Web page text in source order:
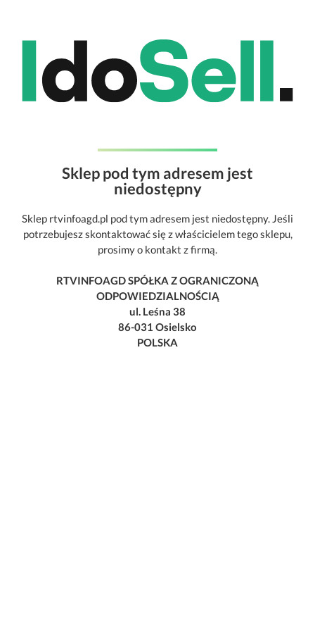
Sklep pod tym adresem jest
niedostępny
Sklep rtvinfoagd.pl pod tym adresem jest niedostępny. Jeśli
potrzebujesz skontaktować się z właścicielem tego sklepu,
prosimy o kontakt z firmą.
RTVINFOAGD SPÓŁKA Z OGRANICZONĄ
ODPOWIEDZIALNOŚCIĄ
ul. Leśna 38
86-031 Osielsko
POLSKA